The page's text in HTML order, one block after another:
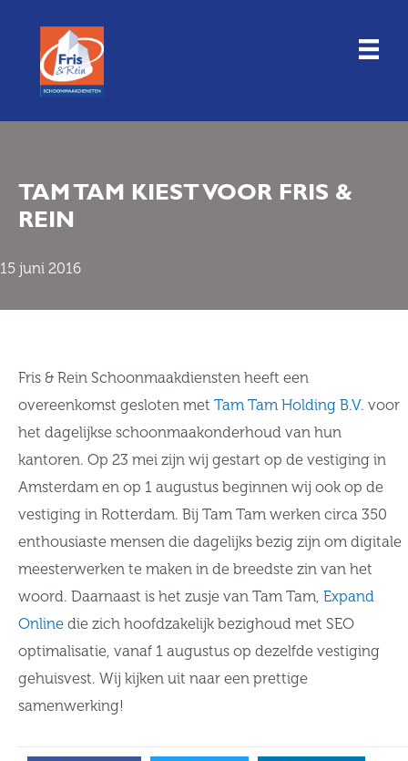
inhoud
TAM TAM KIEST VOOR FRIS &
REIN
15 juni 2016
Fris & Rein Schoonmaakdiensten heeft een
overeenkomst gesloten met Tam Tam Holding B.V. voor
het dagelijkse schoonmaakonderhoud van hun
kantoren. Op 23 mei zijn wij gestart op de vestiging in
Amsterdam en op 1 augustus beginnen wij ook op de
vestiging in Rotterdam. Bij Tam Tam werken circa 350
enthousiaste mensen die dagelijks bezig zijn om digitale
meesterwerken te maken in de breedste zin van het
woord. Daarnaast is het zusje van Tam Tam, Expand
Online die zich hoofdzakelijk bezighoud met SEO
optimalisatie, vanaf 1 augustus op dezelfde vestiging
gehuisvest. Wij kijken uit naar een prettige
samenwerking!